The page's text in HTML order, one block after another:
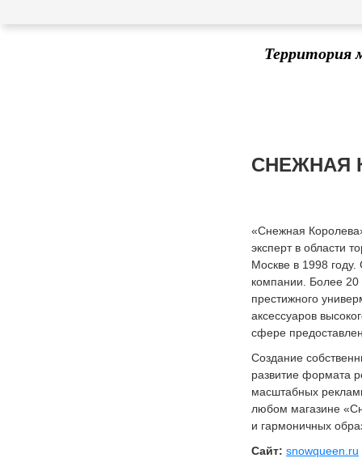
Территория
СНЕЖНАЯ
«Снежная
эксперт в области
Москве в 1998 году.
компании. Более 20
престижного
аксессуаров
сфере
Создание
развитие формата
масштабных
любом магазине
и гармоничных
Сайт: snowqueen.ru